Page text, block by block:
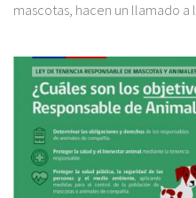
mascotas, hacen un llamado a